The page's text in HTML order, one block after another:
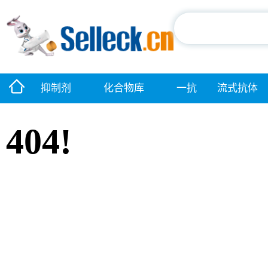
抑制剂 化合物库 一抗 流式抗体
404!